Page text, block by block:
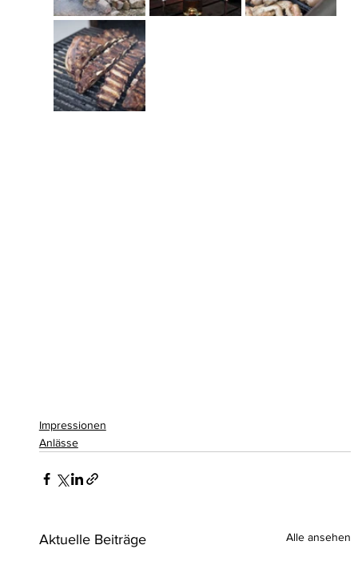
Impressionen
Anlässe
Aktuelle Beiträge Alle ansehen